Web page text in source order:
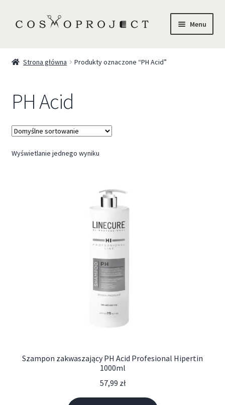
Menu
Trychologia
O Nas
Szkolenia
Strona główna Produkty oznaczone “PH Acid”
PH Acid
Wyświetlanie jednego wyniku
Szampon zakwaszający PH Acid Profesional Hipertin
1000ml
57,99 zł